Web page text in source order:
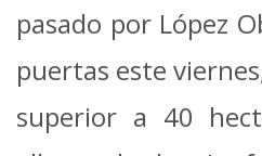
pasado por López
puertas este
superior a 40